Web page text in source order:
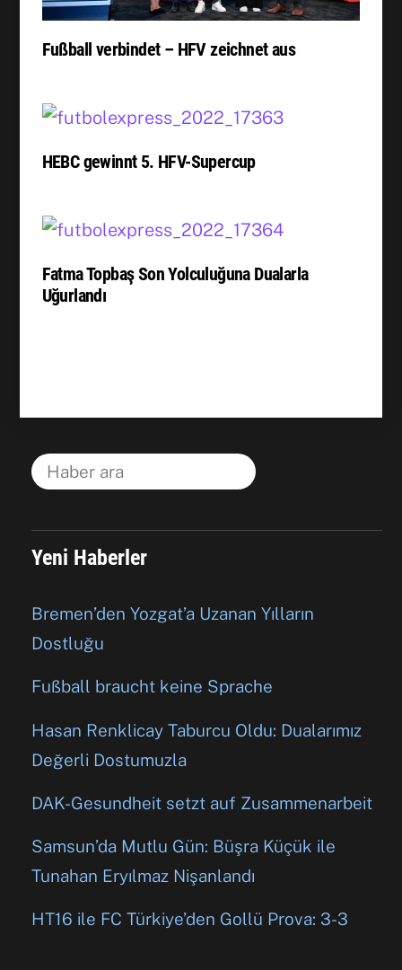
Fußball verbindet – HFV zeichnet aus
HEBC gewinnt 5. HFV-Supercup
Fatma Topbaş Son Yolculuğuna Dualarla
Uğurlandı
Yeni Haberler
Bremen’den Yozgat’a Uzanan Yılların
Dostluğu
Fußball braucht keine Sprache
Hasan Renklicay Taburcu Oldu: Dualarımız
Değerli Dostumuzla
DAK-Gesundheit setzt auf Zusammenarbeit
Samsun’da Mutlu Gün: Büşra Küçük ile
Tunahan Eryılmaz Nişanlandı
HT16 ile FC Türkiye’den Gollü Prova: 3-3